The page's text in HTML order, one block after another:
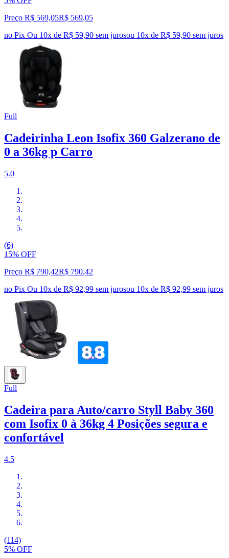
Preço R$ 569,05R$ 569,05
no Pix Ou 10x de R$ 59,90 sem jurosou 10x de R$ 59,90 sem juros
Full
Cadeirinha Leon Isofix 360 Galzerano de
0 a 36kg p Carro
5.0
(6)
15% OFF
Preço R$ 790,42R$ 790,42
no Pix Ou 10x de R$ 92,99 sem jurosou 10x de R$ 92,99 sem juros
Full
Cadeira para Auto/carro Styll Baby 360
com Isofix 0 à 36kg 4 Posições segura e
confortável
4.5
(114)
5% OFF